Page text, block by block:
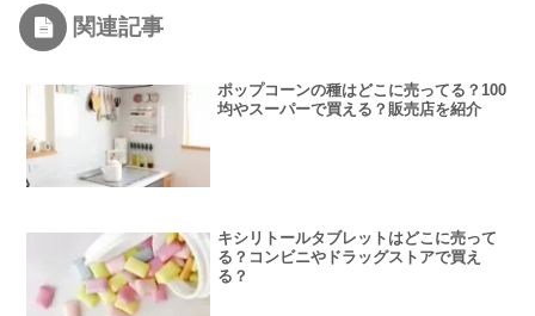
関連記事
ポップコーンの種はどこに売ってる？100
均やスーパーで買える？販売店を紹介
キシリトールタブレットはどこに売って
る？コンビニやドラッグストアで買え
る？